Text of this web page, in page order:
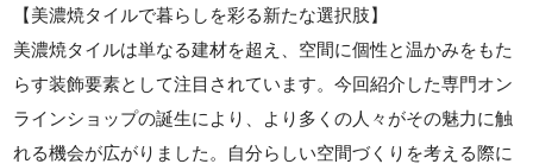
【美濃焼タイルで暮らしを彩る新たな選択肢】
美濃焼タイルは単なる建材を超え、空間に個性と温かみをもた
らす装飾要素として注目されています。今回紹介した専門オン
ラインショップの誕生により、より多くの人々がその魅力に触
れる機会が広がりました。自分らしい空間づくりを考える際に